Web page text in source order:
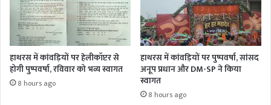
हाथरस में कांवड़ियों पर हेलीकॉप्टर से
होगी पुष्पवर्षा, रविवार को भव्य स्वागत
8 hours ago
हाथरस में कांवड़ियों पर पुष्पवर्षा, सांसद
अनूप प्रधान और DM-SP ने किया
स्वागत
8 hours ago